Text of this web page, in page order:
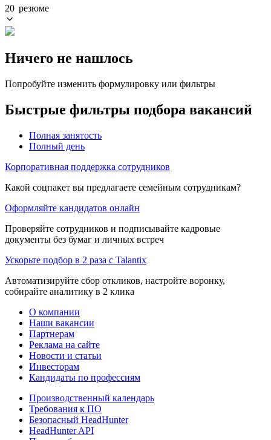
20 резюме
Ничего не нашлось
Попробуйте изменить формулировку или фильтры
Быстрые фильтры подбора вакансий
Полная занятость
Полный день
Корпоративная поддержка сотрудников
Какой соцпакет вы предлагаете семейным сотрудникам?
Оформляйте кандидатов онлайн
Проверяйте сотрудников и подписывайте кадровые
документы без бумаг и личных встреч
Ускорьте подбор в 2 раза с Talantix
Автоматизируйте сбор откликов, настройте воронку,
собирайте аналитику в 2 клика
О компании
Наши вакансии
Партнерам
Реклама на сайте
Новости и статьи
Инвесторам
Кандидаты по профессиям
Производственный календарь
Требования к ПО
Безопасный HeadHunter
HeadHunter API